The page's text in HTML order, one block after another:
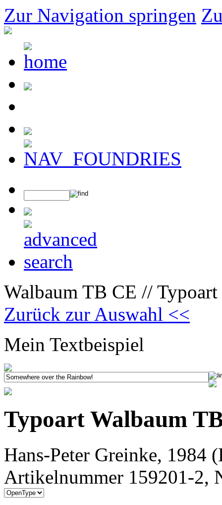
Zur Navigation springen
Walbaum TB CE //
Zurück zur Auswahl <<
Mein Textbeispiel
Typoart Walbaum
Hans-Peter Greinke, 1984
Artikelnummer 159201-2,